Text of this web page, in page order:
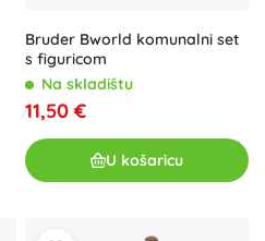
Bruder Bworld komunalni set
s figuricom
Na skladištu
11,50 €
U košaricu